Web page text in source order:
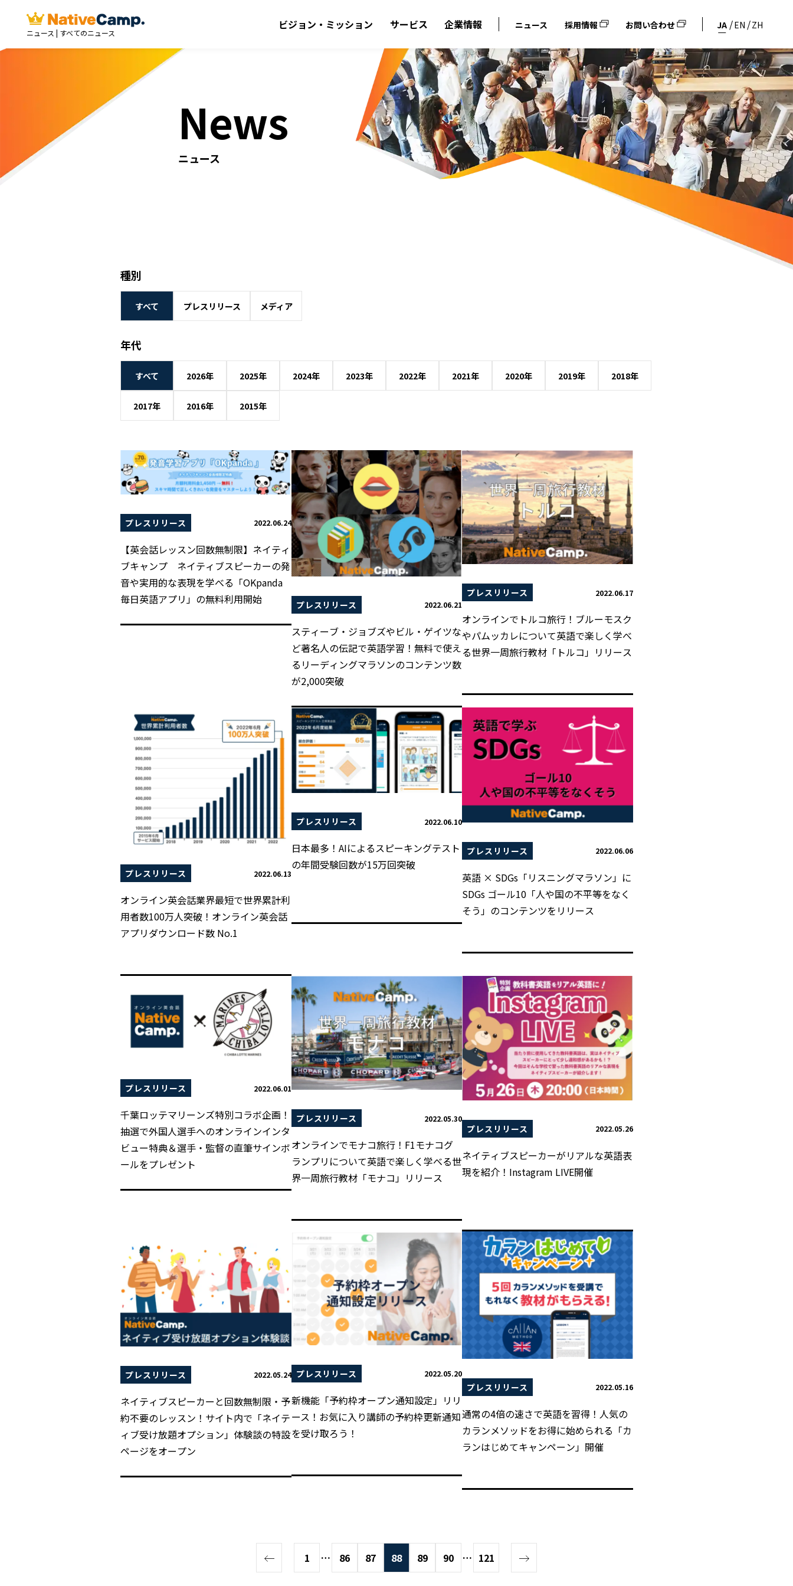
ニュース | すべてのニュース
ビジョン・ミッション サービス 企業情報 ニュース 採用情報 お問い合わせ JA EN ZH
News
ニュース
種別
すべて プレスリリース メディア
年代
すべて 2026年 2025年 2024年 2023年 2022年 2021年 2020年 2019年 2018年
2017年 2016年 2015年
プレスリリース 2022.06.24
【英会話レッスン回数無制限】ネイティ
ブキャンプ ネイティブスピーカーの発
音や実用的な表現を学べる「OKpanda
毎日英語アプリ」の無料利用開始
プレスリリース 2022.06.21
スティーブ・ジョブズやビル・ゲイツな
ど著名人の伝記で英語学習！無料で使え
るリーディングマラソンのコンテンツ数
が2,000突破
プレスリリース 2022.06.17
オンラインでトルコ旅行！ブルーモスク
やパムッカレについて英語で楽しく学べ
る世界一周旅行教材「トルコ」リリース
プレスリリース 2022.06.13
オンライン英会話業界最短で世界累計利
用者数100万人突破！オンライン英会話
アプリダウンロード数 No.1
プレスリリース 2022.06.10
日本最多！AIによるスピーキングテスト
の年間受験回数が15万回突破
プレスリリース 2022.06.06
英語 × SDGs「リスニングマラソン」に
SDGs ゴール10「人や国の不平等をなく
そう」のコンテンツをリリース
プレスリリース 2022.06.01
千葉ロッテマリーンズ特別コラボ企画！
抽選で外国人選手へのオンラインインタ
ビュー特典＆選手・監督の直筆サインボ
ールをプレゼント
プレスリリース 2022.05.30
オンラインでモナコ旅行！F1モナコグ
ランプリについて英語で楽しく学べる世
界一周旅行教材「モナコ」リリース
プレスリリース 2022.05.26
ネイティブスピーカーがリアルな英語表
現を紹介！Instagram LIVE開催
プレスリリース 2022.05.24
ネイティブスピーカーと回数無制限・予
約不要のレッスン！サイト内で「ネイテ
ィブ受け放題オプション」体験談の特設
ページをオープン
プレスリリース 2022.05.20
新機能「予約枠オープン通知設定」リリ
ース！お気に入り講師の予約枠更新通知
を受け取ろう！
プレスリリース 2022.05.16
通常の4倍の速さで英語を習得！人気の
カランメソッドをお得に始められる「カ
ランはじめてキャンペーン」開催
1 … 86 87 88 89 90 … 121